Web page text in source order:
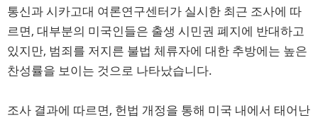
통신과 시카고대 여론연구센터가 실시한 최근 조사에 따
르면, 대부분의 미국인들은 출생 시민권 폐지에 반대하고
있지만, 범죄를 저지른 불법 체류자에 대한 추방에는 높은
찬성률을 보이는 것으로 나타났습니다.
조사 결과에 따르면, 헌법 개정을 통해 미국 내에서 태어난